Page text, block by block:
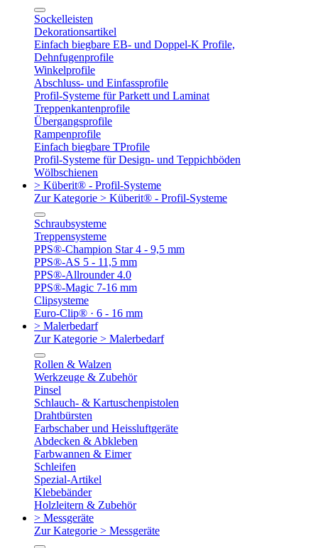
Sockelleisten
Dekorationsartikel
Einfach biegbare EB- und Doppel-K Profile,
Dehnfugenprofile
Winkelprofile
Abschluss- und Einfassprofile
Profil-Systeme für Parkett und Laminat
Treppenkantenprofile
Übergangsprofile
Rampenprofile
Einfach biegbare TProfile
Profil-Systeme für Design- und Teppichböden
Wölbschienen
> Küberit® - Profil-Systeme
Zur Kategorie > Küberit® - Profil-Systeme
Schraubsysteme
Treppensysteme
PPS®-Champion Star 4 - 9,5 mm
PPS®-AS 5 - 11,5 mm
PPS®-Allrounder 4.0
PPS®-Magic 7-16 mm
Clipsysteme
Euro-Clip® · 6 - 16 mm
> Malerbedarf
Zur Kategorie > Malerbedarf
Rollen & Walzen
Werkzeuge & Zubehör
Pinsel
Schlauch- & Kartuschenpistolen
Drahtbürsten
Farbschaber und Heissluftgeräte
Abdecken & Abkleben
Farbwannen & Eimer
Schleifen
Spezial-Artikel
Klebebänder
Holzleitern & Zubehör
> Messgeräte
Zur Kategorie > Messgeräte